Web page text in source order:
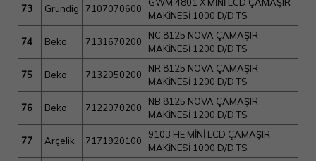
73 Grundig 7107070600
GWM 4801 X MİNİ LCD ÇAMAŞIR
MAKİNESİ 1000 D/D TS
74 Beko 7131670200
NC 8125 NOVA ÇAMAŞIR
MAKİNESİ 1200 D/D TS
75 Beko 7132050200
NR 8125 NOVA ÇAMAŞIR
MAKİNESİ 1200 D/D TS
76 Beko 7122070200
NB 8125 NOVA ÇAMAŞIR
MAKİNESİ 1200 D/D TS
77 Arçelik 7171920100
9103 HE MİNİ LCD ÇAMAŞIR
MAKİNESİ 1000 D/D TS